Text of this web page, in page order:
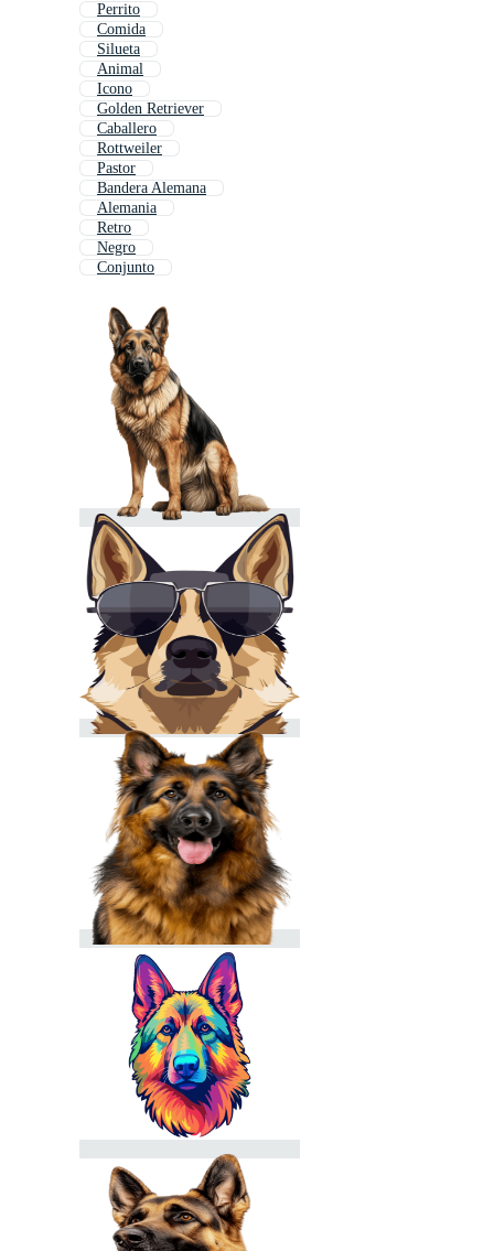
Perrito
Comida
Silueta
Animal
Icono
Golden Retriever
Caballero
Rottweiler
Pastor
Bandera Alemana
Alemania
Retro
Negro
Conjunto